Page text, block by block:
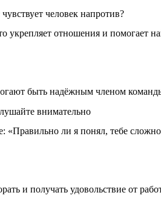
человек напротив?
укрепляет отношения и помогает
быть надёжным членом
внимательно
«Правильно ли я понял, тебе
и получать удовольствие от